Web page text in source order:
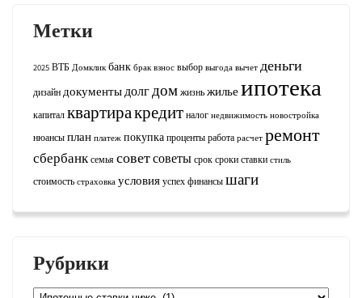
Метки
2025 ВТБ Домклик банк брак взнос выбор выгода вычет деньги
дизайндокументыдолгдомжизньжилье ипотека
капиталквартиракредитналог недвижимость новостройка
нюансыплан платеж покупкапроцентыработа расчет ремонт
сбербанксемьясоветсоветысроксрокиставки стиль
стоимость страховка условияуспехфинансышаги
Рубрики